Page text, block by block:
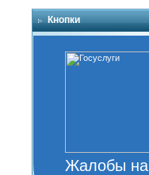
Кнопки
Жалобы на